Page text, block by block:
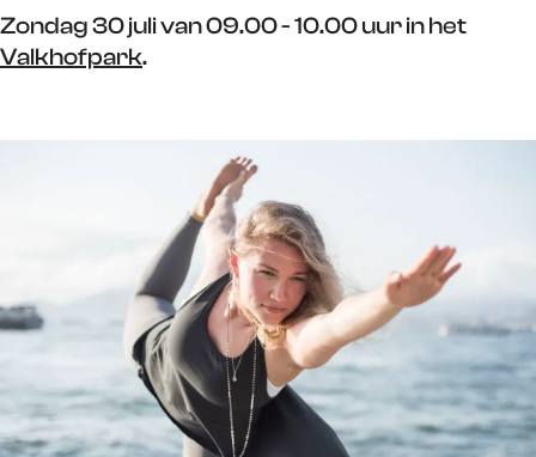
Zondag 30 juli van 09.00 - 10.00 uur in het
Valkhofpark.